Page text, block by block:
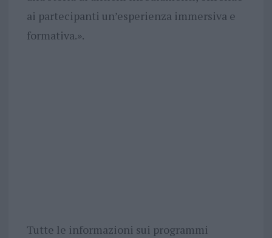
ai partecipanti un’esperienza immersiva e
formativa.».
Tutte le informazioni sui programmi